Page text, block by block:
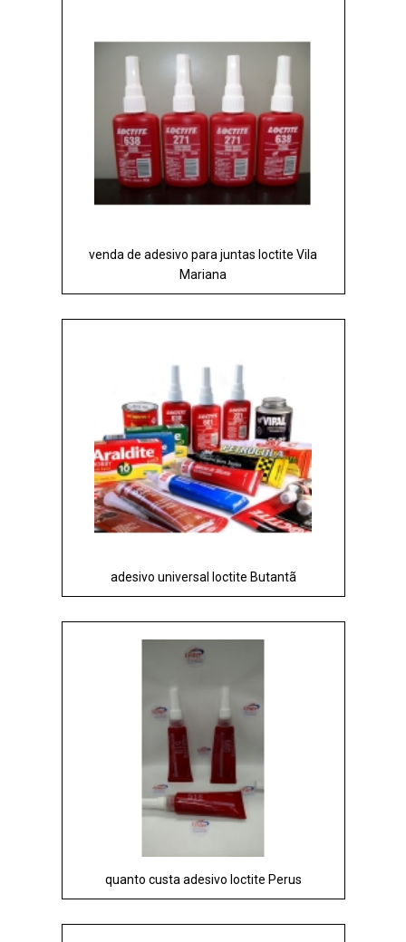
venda de adesivo para juntas loctite Vila
Mariana
adesivo universal loctite Butantã
quanto custa adesivo loctite Perus